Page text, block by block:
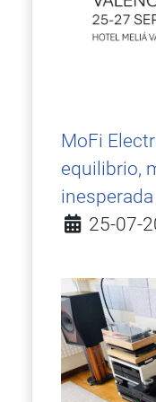
MoFi
equilibrio,
inesperada
Detalles
25-07-